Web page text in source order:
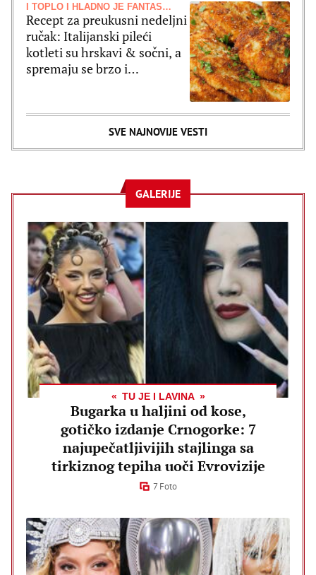
I TOPLO I HLADNO JE FANTASTIČNO
Recept za preukusni nedeljni
ručak: Italijanski pileći
kotleti su hrskavi & sočni, a
spremaju se brzo i
SVE NAJNOVIJE VESTI
GALERIJE
TU JE I LAVINA
Bugarka u haljini od kose,
gotičko izdanje Crnogorke: 7
najupečatljivijih stajlinga sa
tirkiznog tepiha uoči Evrovizije
7 Foto